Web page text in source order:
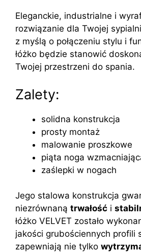
Eleganckie, industrialne i
rozwiązanie dla Twojej
z myślą o połączeniu stylu i
łóżko będzie stanowić
Twojej przestrzeni do spania.
Zalety:
solidna konstrukcja
prosty montaż
malowanie proszkowe
piąta noga
zaślepki w nogach
Jego stalowa konstrukcja
niezrównaną trwałość i
łóżko VELVET zostało
jakości grubościennych profili
zapewniają nie tylko